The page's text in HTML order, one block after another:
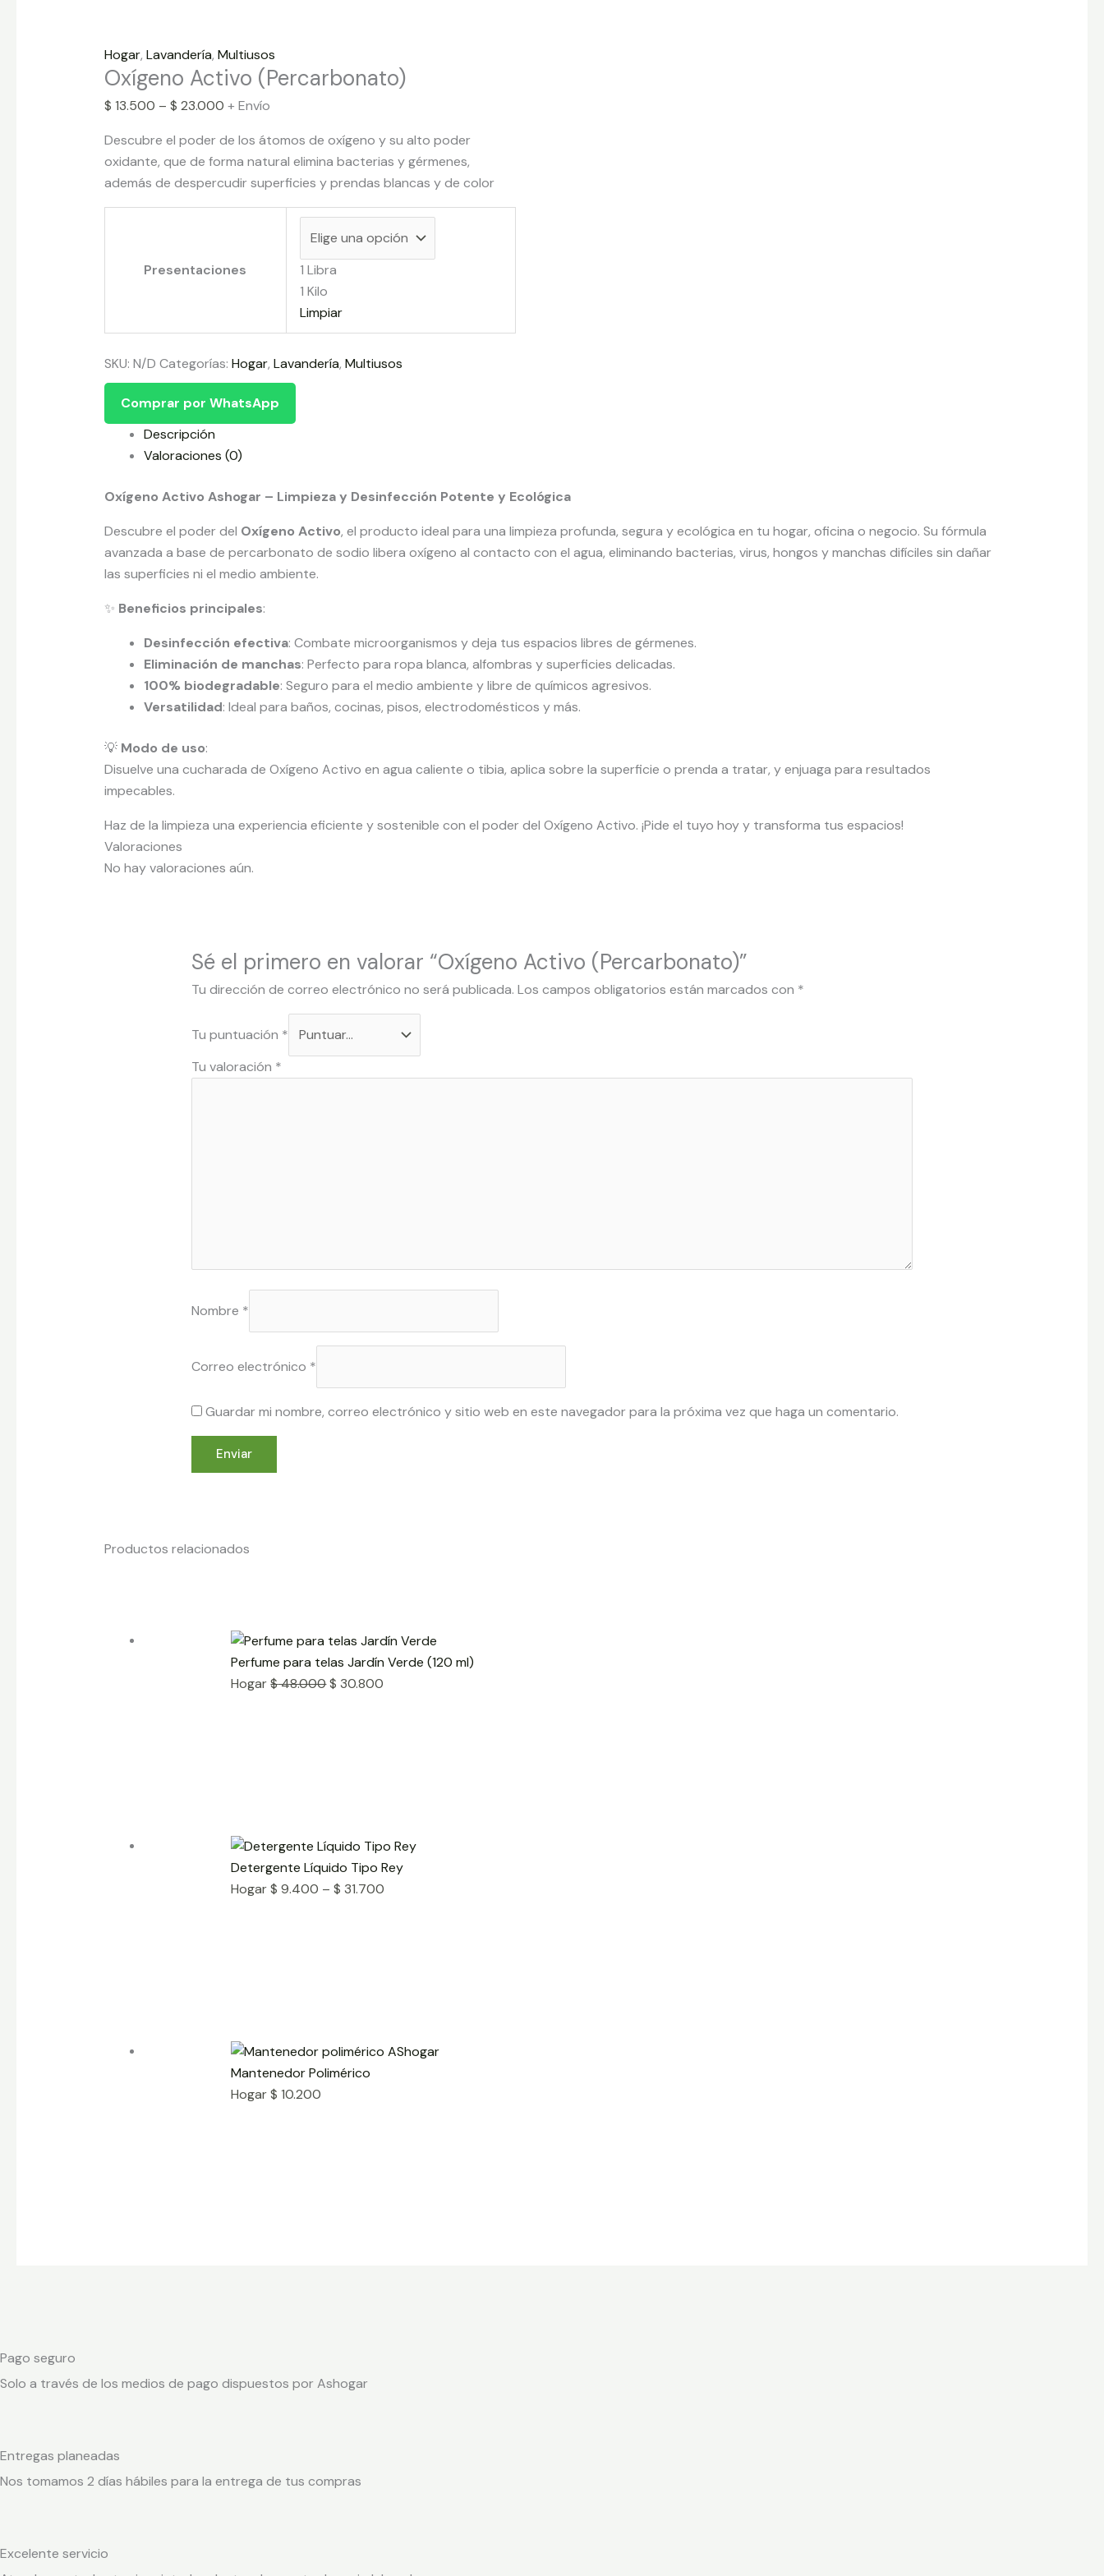
Hogar, Lavandería, Multiusos
Oxígeno Activo (Percarbonato)
$ 13.500 – $ 23.000 + Envío
Descubre el poder de los átomos de oxígeno y su alto poder
oxidante, que de forma natural elimina bacterias y gérmenes,
además de despercudir superficies y prendas blancas y de color
Presentaciones
1 Libra
1 Kilo
Limpiar
SKU: N/D Categorías: Hogar, Lavandería, Multiusos
Comprar por WhatsApp
Descripción
Valoraciones (0)
Oxígeno Activo Ashogar – Limpieza y Desinfección Potente y Ecológica
Descubre el poder del Oxígeno Activo, el producto ideal para una limpieza profunda, segura y ecológica en tu hogar, oficina o negocio. Su fórmula
avanzada a base de percarbonato de sodio libera oxígeno al contacto con el agua, eliminando bacterias, virus, hongos y manchas difíciles sin dañar
las superficies ni el medio ambiente.
✨ Beneficios principales:
Desinfección efectiva: Combate microorganismos y deja tus espacios libres de gérmenes.
Eliminación de manchas: Perfecto para ropa blanca, alfombras y superficies delicadas.
100% biodegradable: Seguro para el medio ambiente y libre de químicos agresivos.
Versatilidad: Ideal para baños, cocinas, pisos, electrodomésticos y más.
💡 Modo de uso:
Disuelve una cucharada de Oxígeno Activo en agua caliente o tibia, aplica sobre la superficie o prenda a tratar, y enjuaga para resultados
impecables.
Haz de la limpieza una experiencia eficiente y sostenible con el poder del Oxígeno Activo. ¡Pide el tuyo hoy y transforma tus espacios!
Valoraciones
No hay valoraciones aún.
Sé el primero en valorar “Oxígeno Activo (Percarbonato)”
Tu dirección de correo electrónico no será publicada. Los campos obligatorios están marcados con *
Tu puntuación *
Tu valoración *
Nombre *
Correo electrónico *
Guardar mi nombre, correo electrónico y sitio web en este navegador para la próxima vez que haga un comentario.
Productos relacionados
Perfume para telas Jardín Verde (120 ml)
Hogar$48.000$ 30.800
Detergente Líquido Tipo Rey
Hogar$ 9.400 – $ 31.700
Mantenedor Polimérico
Hogar$ 10.200
Pago seguro
Solo a través de los medios de pago dispuestos por Ashogar
Entregas planeadas
Nos tomamos 2 días hábiles para la entrega de tus compras
Excelente servicio